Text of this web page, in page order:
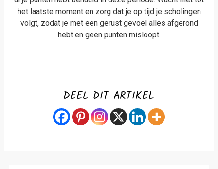
het laatste moment en zorg dat je op tijd je scholingen
volgt, zodat je met een gerust gevoel alles afgerond
hebt en geen punten misloopt.
DEEL DIT ARTIKEL